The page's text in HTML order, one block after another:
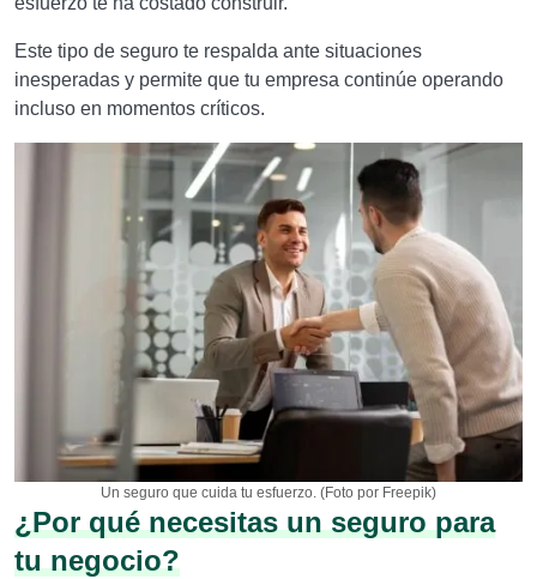
Este tipo de seguro te respalda ante situaciones
inesperadas y permite que tu empresa continúe operando
incluso en momentos críticos.
Un seguro que cuida tu esfuerzo. (Foto por Freepik)
¿Por qué necesitas un seguro para
tu negocio?